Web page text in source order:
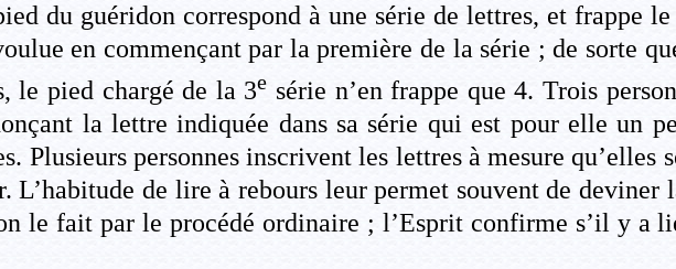
du guéridon correspond à une série de lettres, et frappe
en commençant par la première de la série ; de sorte
le pied chargé de la 3e série n’en frappe que 4. Trois
la lettre indiquée dans sa série qui est pour elle un
Plusieurs personnes inscrivent les lettres à mesure qu’elles
L’habitude de lire à rebours leur permet souvent de deviner
le fait par le procédé ordinaire ; l’Esprit confirme s’il y a